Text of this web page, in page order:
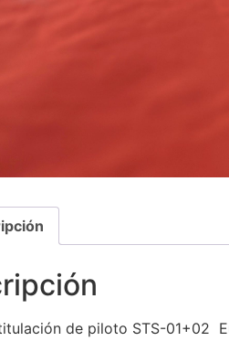
de piloto STS-01+02